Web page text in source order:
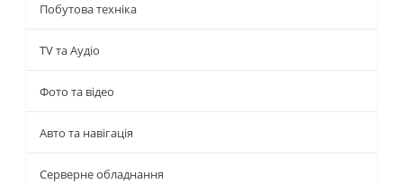
Побутова техніка
TV та Аудіо
Фото та відео
Авто та навігація
Серверне обладнання